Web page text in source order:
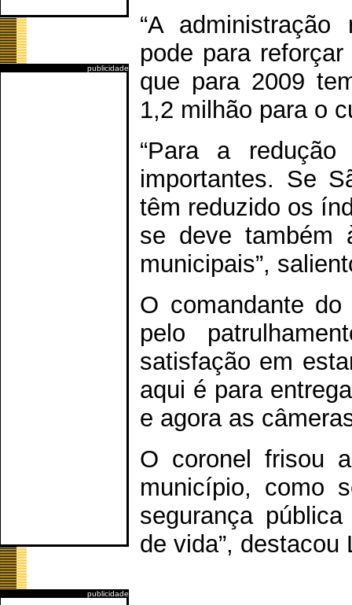
publicidade
publicidade
“A
pode para
que para 2009
1,2 milhão para o
“Para a
importantes. Se
têm reduzido os
se deve também
municipais”,
O comandante do
pelo
satisfação em
aqui é para
e agora as
O coronel frisou
município, como
segurança
de vida”, destacou